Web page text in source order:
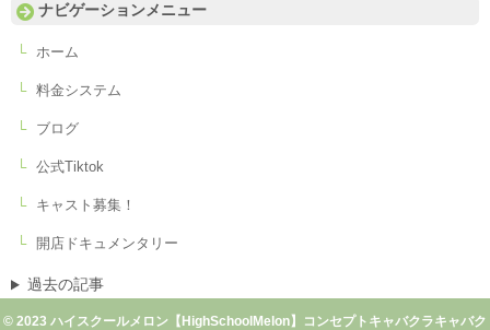
ナビゲーションメニュー
ホーム
料金システム
ブログ
公式Tiktok
キャスト募集！
開店ドキュメンタリー
過去の記事
© 2023 ハイスクールメロン【HighSchoolMelon】コンセプトキャバクラキャバク